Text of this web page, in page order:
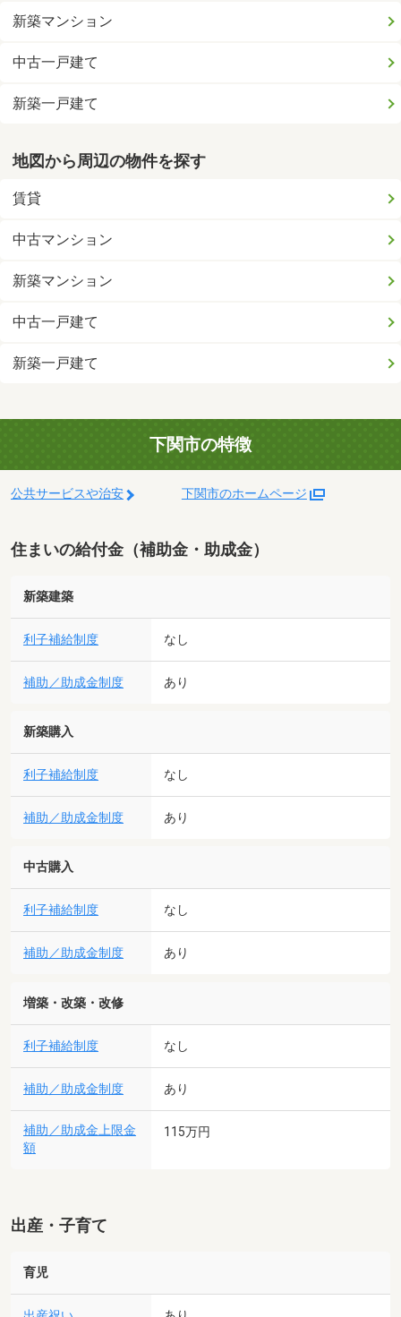
新築マンション
中古一戸建て
新築一戸建て
地図から周辺の物件を探す
賃貸
中古マンション
新築マンション
中古一戸建て
新築一戸建て
下関市の特徴
公共サービスや治安 下関市のホームページ
住まいの給付金（補助金・助成金）
新築建築
利子補給制度 なし
補助／助成金制度 あり
新築購入
利子補給制度 なし
補助／助成金制度 あり
中古購入
利子補給制度 なし
補助／助成金制度 あり
増築・改築・改修
利子補給制度 なし
補助／助成金制度 あり
補助／助成金上限金
額
115万円
出産・子育て
育児